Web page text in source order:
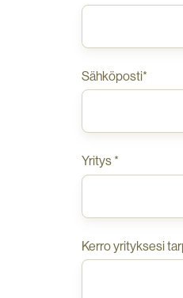
Sähköposti*
Yritys *
Kerro yrityksesi